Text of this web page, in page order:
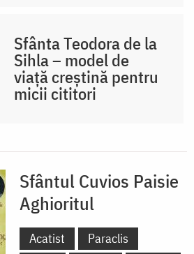
Sfânta Teodora de la
Sihla – model de
viaţă creştină pentru
micii cititori
Sfântul Cuvios Paisie
Aghioritul
Acatist
Paraclis